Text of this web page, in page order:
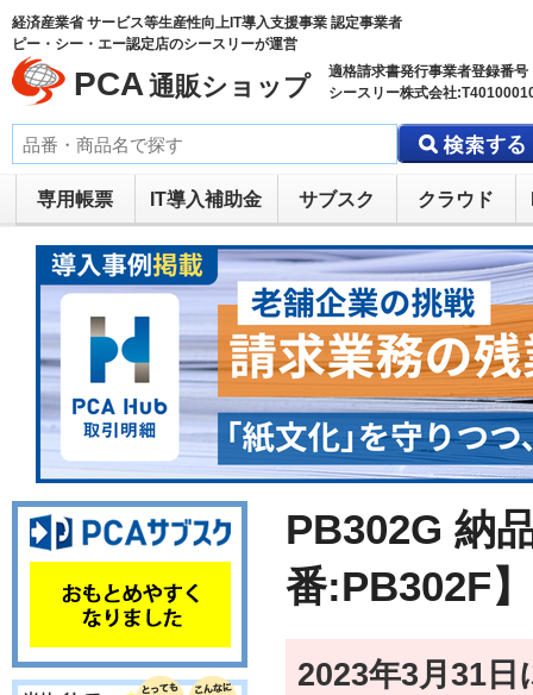
経済産業省 サービス等生産性向上IT導入支援事業 認定事業者
ピー・シー・エー認定店のシースリーが運営
PCA 通販ショップ
適格請求書発行事業者登録番号
シースリー株式会社
専用帳票 IT導入補助金 サブスク クラウド
PB302G 納
番:PB302F
2023年3月31